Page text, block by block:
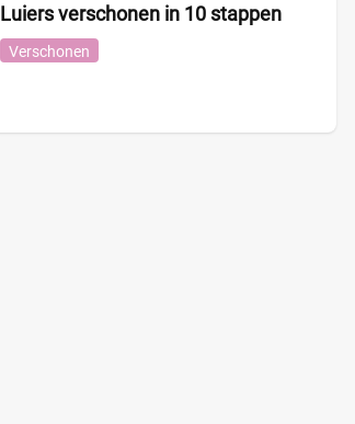
Luiers verschonen in 10 stappen
Verschonen